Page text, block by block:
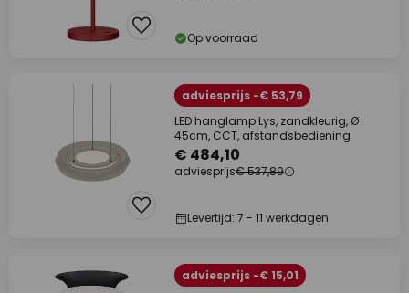
Op voorraad
adviesprijs -€ 53,79
LED hanglamp Lys, zandkleurig, Ø
45cm, CCT, afstandsbediening
€ 484,10
adviesprijs€ 537,89
Levertijd: 7 - 11 werkdagen
adviesprijs -€ 15,01